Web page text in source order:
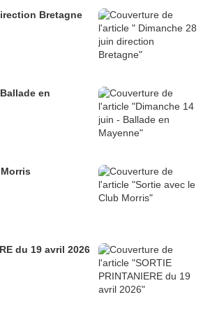
Bretagne
en
du 19 avril 2026